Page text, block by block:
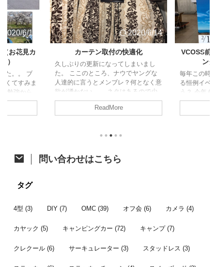
2020/6/14
お花見カ
）
た。。 ブ
くてすみま
勉強から
久しぶりの
参加者は
恵まれた
いし花が咲
2020/6/14
カーテン取付の快適化
久しぶりの更新になってしまいまし
た。 ここのところ、ナウでヤングな
人達的に言うとメンブレ？何となく意
欲が湧かない。。 ネタはあるので少
しずつ頑張って消化に励みます！ さ
て、今回はジャパンキャンピングカー
ジャパンキャンピングカーショーでア
ちらっと触れた前回の記事のとおりで
す。 レール購入から時間が開きまし
ReadMore
VCOSS前
ン
毎年この時
る恒例イベ
う？ 今年も
た。 今年は
問い合わせはこちら
タグ
4型 (3) DIY (7) OMC (39) オフ会 (6) カメラ (4)
カヤック (5) キャンピングカー (72) キャンプ(7)
クレクール (6) サーキュレーター (3) スタッドレス (3)